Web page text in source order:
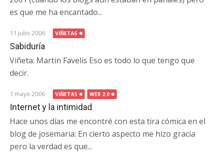
es que me ha encantado...
11 julio 2006 VIÑETAS
Sabiduría
Viñeta: Martin Favelis Eso es todo lo que tengo que
decir.
1 mayo 2006 VIÑETAS WEB 2.0
Internet y la intimidad
Hace unos días me encontré con esta tira cómica en el
blog de josemaria: En cierto aspecto me hizo gracia
pero la verdad es que...